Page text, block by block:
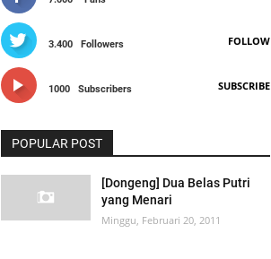
3.400 Followers FOLLOW
1000 Subscribers SUBSCRIBE
POPULAR POST
[Dongeng] Dua Belas Putri
yang Menari
Minggu, Februari 20, 2011